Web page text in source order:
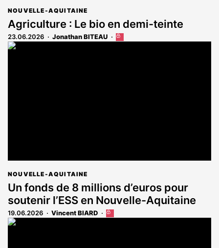
NOUVELLE-AQUITAINE
Agriculture : Le bio en demi-teinte
23.06.2026 Jonathan BITEAU
Cet
NOUVELLE-AQUITAINE
Un fonds de 8 millions d’euros pour
soutenir l’ESS en Nouvelle-Aquitaine
19.06.2026 Vincent BIARD
Cet